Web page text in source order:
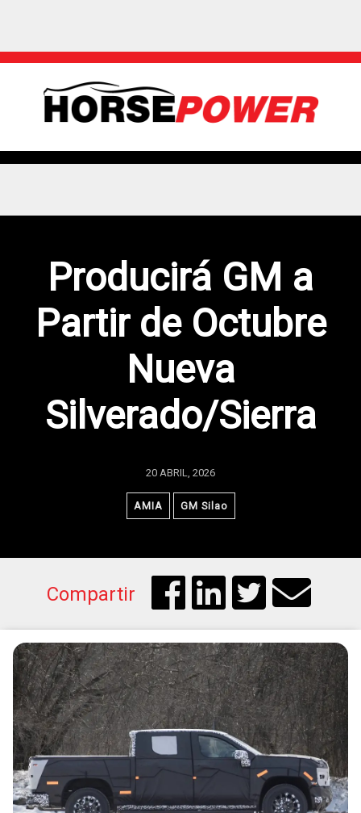
Producirá GM a
Partir de Octubre
Nueva
Silverado/Sierra
20 ABRIL, 2026
AMIA GM Silao
Compartir